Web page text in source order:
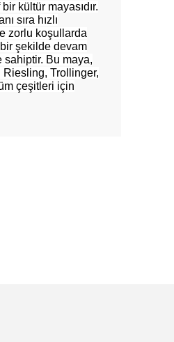
kültür mayasıdır.
sıra hızlı
zorlu koşullarda
şekilde devam
Bu maya,
Trollinger,
çeşitleri için